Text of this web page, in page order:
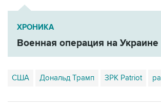
ХРОНИКА
Военная операция на Украине
США Дональд Трамп ЗРК Patriot